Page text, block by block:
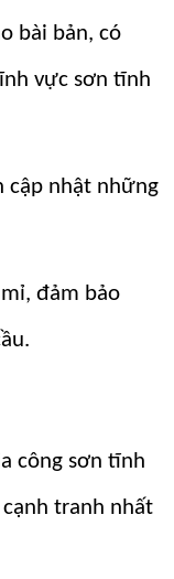
bài bản, có
vực sơn tĩnh
cập nhật những
đảm bảo
công sơn tĩnh
tranh nhất